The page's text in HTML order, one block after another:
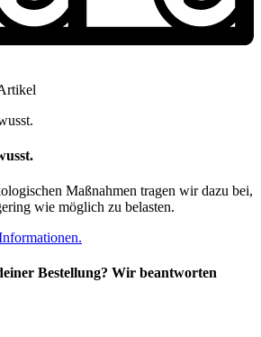
Maßnahmen tragen wir dazu bei,
wie möglich zu belasten.
Bestellung? Wir beantworten